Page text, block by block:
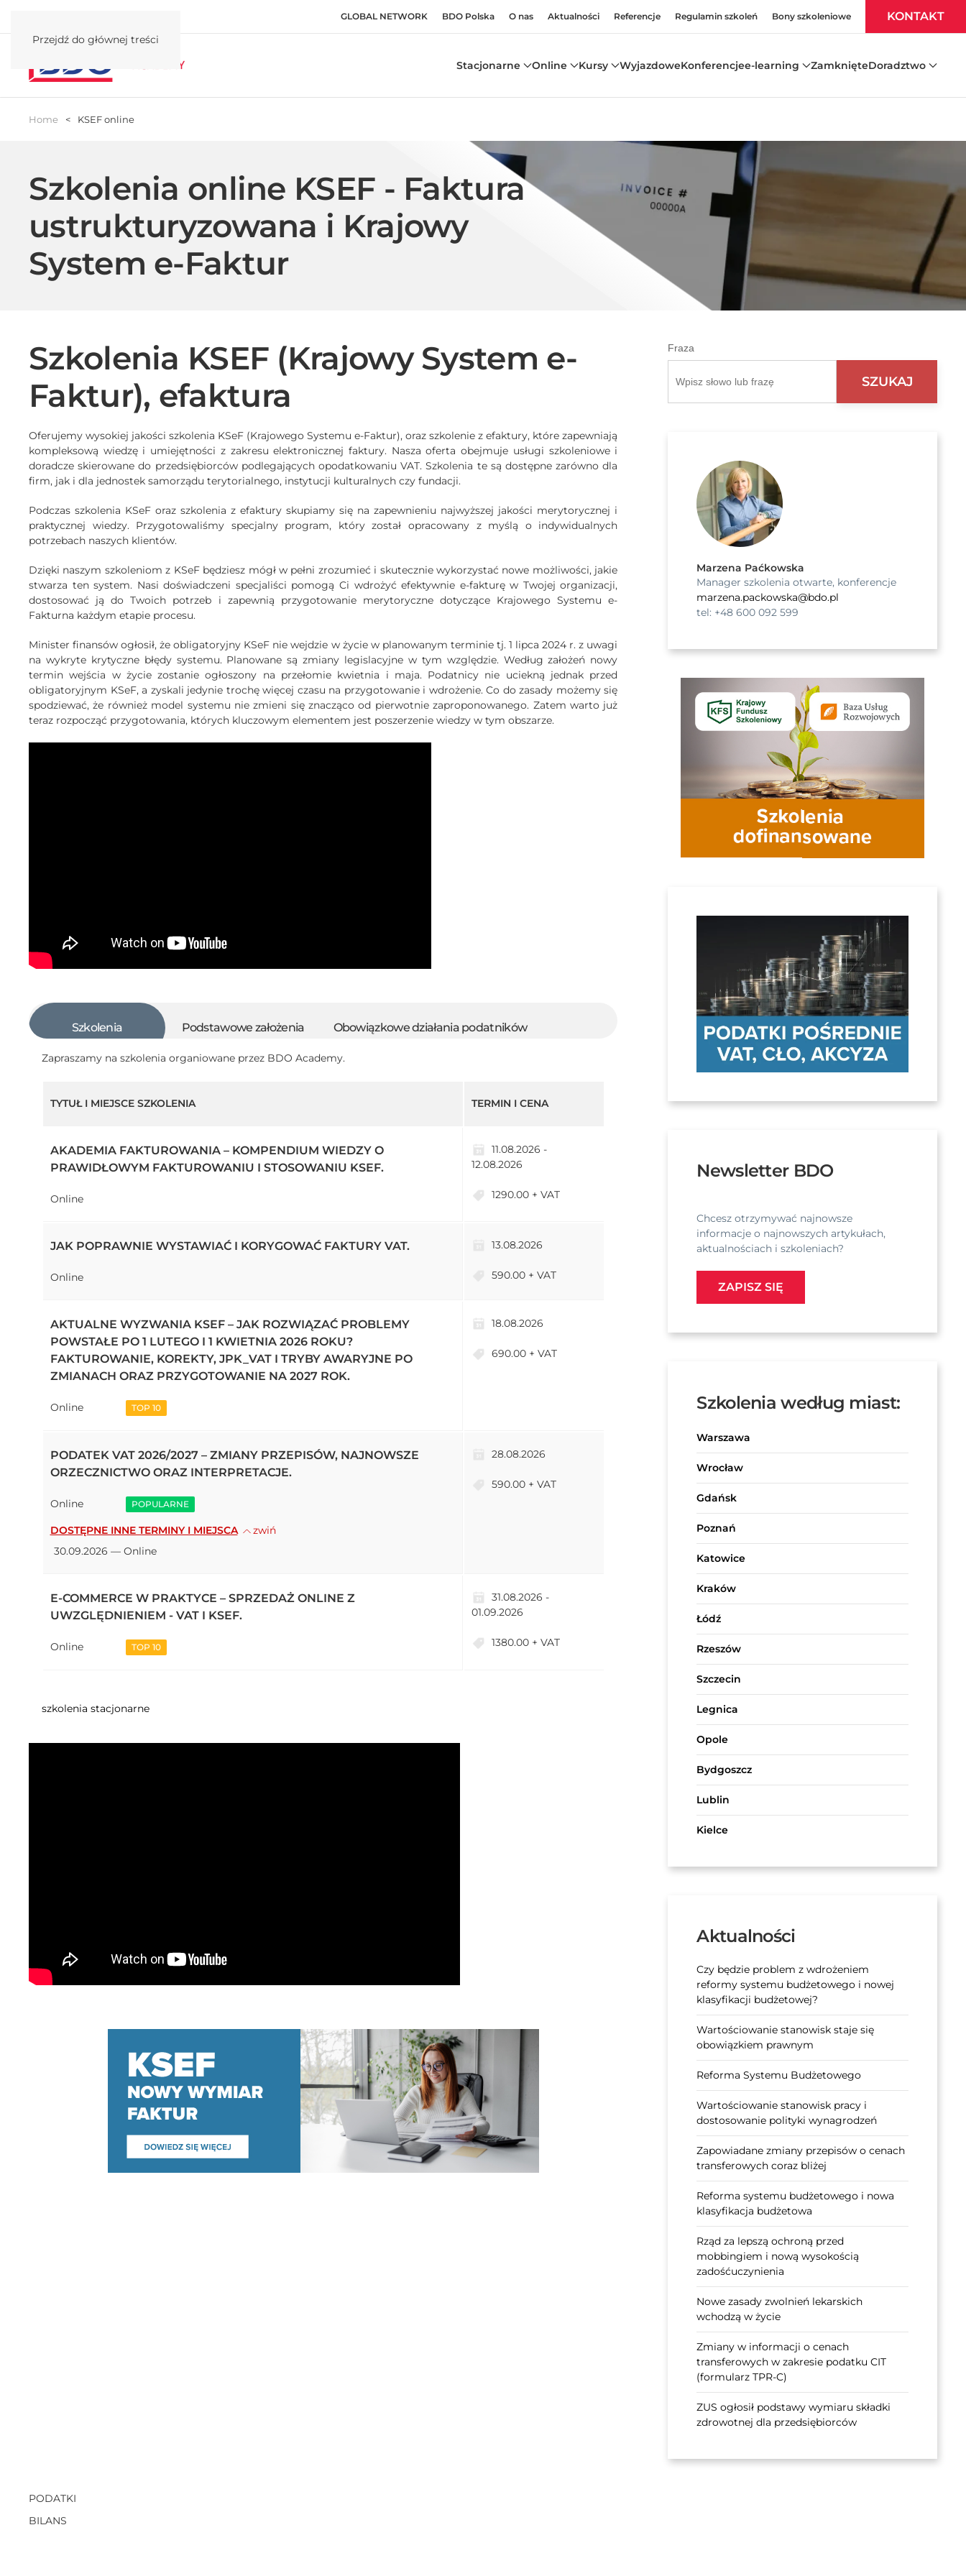
Przejdź do głównej treści
GLOBAL NETWORK BDO Polska O nas Aktualności Referencje Regulamin szkoleń Bony szkoleniowe KONTAKT
Stacjonarne Online Kursy WyjazdoweKonferencjee-learning ZamknięteDoradztwo
Home KSEF online
Szkolenia online KSEF - Faktura
ustrukturyzowana i Krajowy
System e-Faktur
Szkolenia KSEF (Krajowy System e-
Faktur), efaktura
Oferujemy wysokiej jakości szkolenia KSeF (Krajowego Systemu e-Faktur), oraz szkolenie z efaktury, które zapewniają
kompleksową wiedzę i umiejętności z zakresu elektronicznej faktury. Nasza oferta obejmuje usługi szkoleniowe i
doradcze skierowane do przedsiębiorców podlegających opodatkowaniu VAT. Szkolenia te są dostępne zarówno dla
firm, jak i dla jednostek samorządu terytorialnego, instytucji kulturalnych czy fundacji.
Podczas szkolenia KSeF oraz szkolenia z efaktury skupiamy się na zapewnieniu najwyższej jakości merytorycznej i
praktycznej wiedzy. Przygotowaliśmy specjalny program, który został opracowany z myślą o indywidualnych
potrzebach naszych klientów.
Dzięki naszym szkoleniom z KSeF będziesz mógł w pełni zrozumieć i skutecznie wykorzystać nowe możliwości, jakie
stwarza ten system. Nasi doświadczeni specjaliści pomogą Ci wdrożyć efektywnie e-fakturę w Twojej organizacji,
dostosować ją do Twoich potrzeb i zapewnią przygotowanie merytoryczne dotyczące Krajowego Systemu e-
Fakturna każdym etapie procesu.
Minister finansów ogłosił, że obligatoryjny KSeF nie wejdzie w życie w planowanym terminie tj. 1 lipca 2024 r. z uwagi
na wykryte krytyczne błędy systemu. Planowane są zmiany legislacyjne w tym względzie. Według założeń nowy
termin wejścia w życie zostanie ogłoszony na przełomie kwietnia i maja. Podatnicy nie uciekną jednak przed
obligatoryjnym KSeF, a zyskali jedynie trochę więcej czasu na przygotowanie i wdrożenie. Co do zasady możemy się
spodziewać, że również model systemu nie zmieni się znacząco od pierwotnie zaproponowanego. Zatem warto już
teraz rozpocząć przygotowania, których kluczowym elementem jest poszerzenie wiedzy w tym obszarze.
Szkolenia Podstawowe założenia Obowiązkowe działania podatników
Zapraszamy na szkolenia organiowane przez BDO Academy.
TYTUŁ I MIEJSCE SZKOLENIA TERMIN I CENA
AKADEMIA FAKTUROWANIA – KOMPENDIUM WIEDZY O
PRAWIDŁOWYM FAKTUROWANIU I STOSOWANIU KSEF.
Online
11.08.2026 -
12.08.2026
1290.00 + VAT
JAK POPRAWNIE WYSTAWIAĆ I KORYGOWAĆ FAKTURY VAT.
Online
13.08.2026
590.00 + VAT
AKTUALNE WYZWANIA KSEF – JAK ROZWIĄZAĆ PROBLEMY
POWSTAŁE PO 1 LUTEGO I 1 KWIETNIA 2026 ROKU?
FAKTUROWANIE, KOREKTY, JPK_VAT I TRYBY AWARYJNE PO
ZMIANACH ORAZ PRZYGOTOWANIE NA 2027 ROK.
Online TOP 10
18.08.2026
690.00 + VAT
PODATEK VAT 2026/2027 – ZMIANY PRZEPISÓW, NAJNOWSZE
ORZECZNICTWO ORAZ INTERPRETACJE.
Online POPULARNE
DOSTĘPNE INNE TERMINY I MIEJSCA
zwiń
30.09.2026 — Online
28.08.2026
590.00 + VAT
E-COMMERCE W PRAKTYCE – SPRZEDAŻ ONLINE Z
UWZGLĘDNIENIEM - VAT I KSEF.
Online TOP 10
31.08.2026 -
01.09.2026
1380.00 + VAT
szkolenia stacjonarne
Fraza
Marzena Paćkowska
Manager szkolenia otwarte, konferencje
marzena.packowska@bdo.pl
tel: +48 600 092 599
Newsletter BDO
Chcesz otrzymywać najnowsze
informacje o najnowszych artykułach,
aktualnościach i szkoleniach?
ZAPISZ SIĘ
Szkolenia według miast:
Warszawa
Wrocław
Gdańsk
Poznań
Katowice
Kraków
Łódź
Rzeszów
Szczecin
Legnica
Opole
Bydgoszcz
Lublin
Kielce
Aktualności
Czy będzie problem z wdrożeniem
reformy systemu budżetowego i nowej
klasyfikacji budżetowej?
Wartościowanie stanowisk staje się
obowiązkiem prawnym
Reforma Systemu Budżetowego
Wartościowanie stanowisk pracy i
dostosowanie polityki wynagrodzeń
Zapowiadane zmiany przepisów o cenach
transferowych coraz bliżej
Reforma systemu budżetowego i nowa
klasyfikacja budżetowa
Rząd za lepszą ochroną przed
mobbingiem i nową wysokością
zadośćuczynienia
Nowe zasady zwolnień lekarskich
wchodzą w życie
Zmiany w informacji o cenach
transferowych w zakresie podatku CIT
(formularz TPR-C)
ZUS ogłosił podstawy wymiaru składki
zdrowotnej dla przedsiębiorców
PODATKI
BILANS